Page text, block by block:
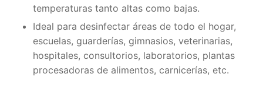
temperaturas tanto altas como bajas.
Ideal para desinfectar áreas de todo el hogar,
escuelas, guarderías, gimnasios, veterinarias,
hospitales, consultorios, laboratorios, plantas
procesadoras de alimentos, carnicerías, etc.